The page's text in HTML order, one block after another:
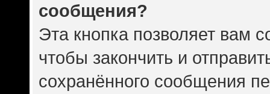
сообщения?
Эта кнопка позволяет вам
чтобы закончить и
сохранённого сообщения